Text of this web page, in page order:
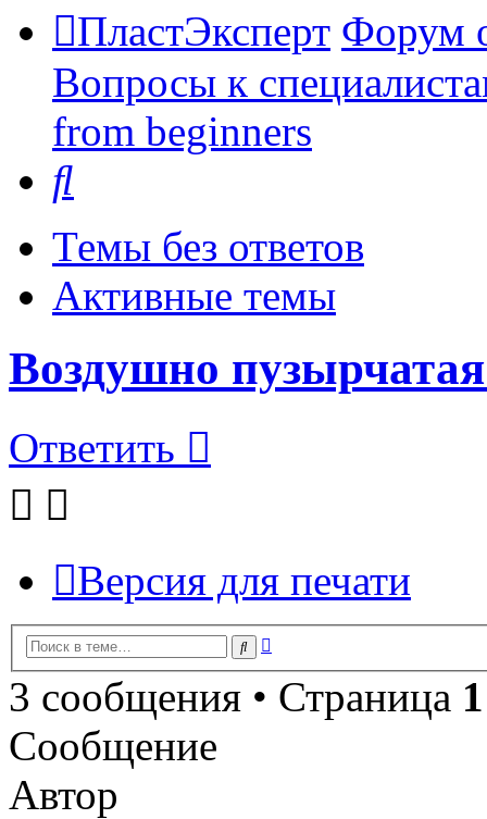
ПластЭксперт Форум
Вопросы к
from beginners
Темы без ответов
Активные темы
Воздушно
Ответить
Версия для печати
Поиск
3 сообщения • Страница 1
Сообщение
Автор